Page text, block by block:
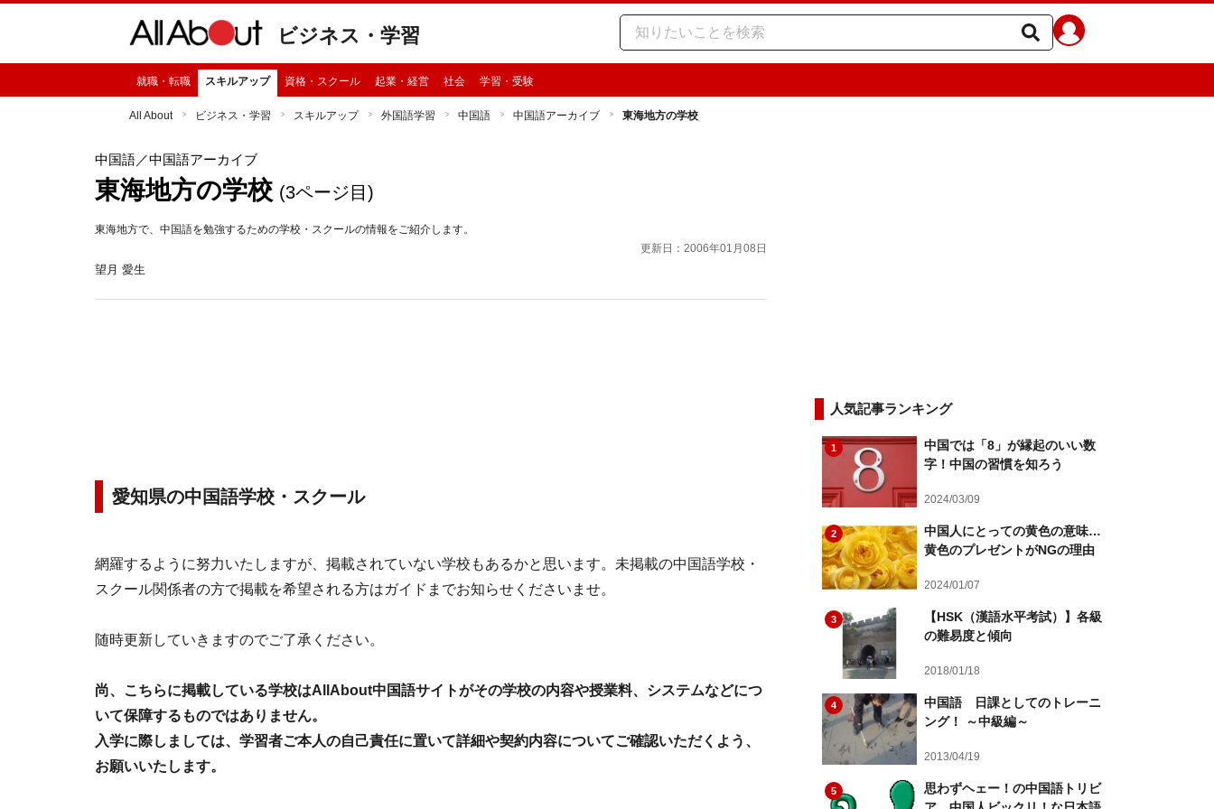
ビジネス・学習
就職・転職 スキルアップ 資格・スクール 起業・経営 社会 学習・受験
All About ビジネス・学習 スキルアップ 外国語学習 中国語 中国語アーカイブ 東海地方の学校
中国語／中国語アーカイブ
東海地方の学校 (3ページ目)
東海地方で、中国語を勉強するための学校・スクールの情報をご紹介します。
更新日：2006年01月08日
望月 愛生
愛知県の中国語学校・スクール
網羅するように努力いたしますが、掲載されていない学校もあるかと思います。未掲載の中国語学校・
スクール関係者の方で掲載を希望される方はガイドまでお知らせくださいませ。
随時更新していきますのでご了承ください。
尚、こちらに掲載している学校はAllAbout中国語サイトがその学校の内容や授業料、システムなどにつ
いて保障するものではありません。
入学に際しましては、学習者ご本人の自己責任に置いて詳細や契約内容についてご確認いただくよう、
お願いいたします。
人気記事ランキング
1
中国では「8」が縁起のいい数
字！中国の習慣を知ろう
2024/03/09
2
中国人にとっての黄色の意味…
黄色のプレゼントがNGの理由
2024/01/07
3
【HSK（漢語水平考試）】各級
の難易度と傾向
2018/01/18
4
中国語 日課としてのトレーニ
ング！ ～中級編～
2013/04/19
5
思わずヘェー！の中国語トリビ